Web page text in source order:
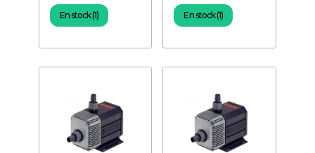
En stock (1) En stock (1)